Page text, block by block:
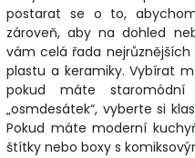
postarat se o to,
zároveň, aby na dohled
vám celá řada
plastu a keramiky. Vybírat
pokud máte
„osmdesátek“, vyberte si
Pokud máte moderní
štítky nebo boxy s